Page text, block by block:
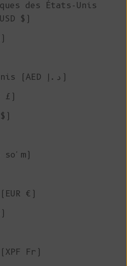
des États-Unis
$)
Émirats arabes unis (AED د.إ)
£)
so'm)
€)
Fr)